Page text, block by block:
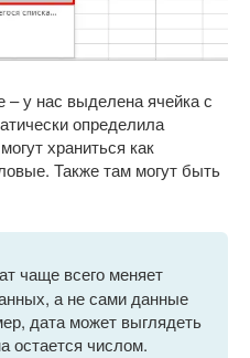
– у нас выделена ячейка с
определила
храниться как
Также там могут быть
чаще всего меняет
а не сами данные
дата может выглядеть
остается числом.